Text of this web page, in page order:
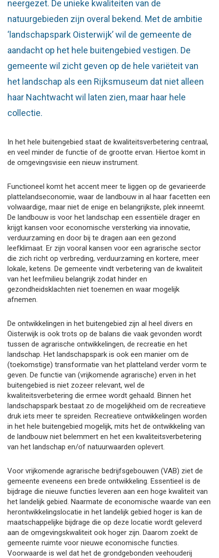
neergezet. De unieke kwaliteiten van de
natuurgebieden zijn overal bekend. Met de ambitie
‘landschapspark Oisterwijk’ wil de gemeente de
aandacht op het hele buitengebied vestigen. De
gemeente wil zicht geven op de hele variëteit van
het landschap als een Rijksmuseum dat niet alleen
haar Nachtwacht wil laten zien, maar haar hele
collectie.
In het hele buitengebied staat de kwaliteitsverbetering centraal,
en veel minder de functie of de grootte ervan. Hiertoe komt in
de omgevingsvisie een nieuw instrument.
Functioneel komt het accent meer te liggen op de gevarieerde
plattelandseconomie, waar de landbouw in al haar facetten een
volwaardige, maar niet de enige en belangrijkste, plek inneemt.
De landbouw is voor het landschap een essentiële drager en
krijgt kansen voor economische versterking via innovatie,
verduurzaming en door bij te dragen aan een gezond
leefklimaat. Er zijn vooral kansen voor een agrarische sector
die zich richt op verbreding, verduurzaming en kortere, meer
lokale, ketens. De gemeente vindt verbetering van de kwaliteit
van het leefmilieu belangrijk zodat hinder en
gezondheidsklachten niet toenemen en waar mogelijk
afnemen.
De ontwikkelingen in het buitengebied zijn al heel divers en
Oisterwijk is ook trots op de balans die vaak gevonden wordt
tussen de agrarische ontwikkelingen, de recreatie en het
landschap. Het landschapspark is ook een manier om de
(toekomstige) transformatie van het platteland verder vorm te
geven. De functie van (vrijkomende agrarische) erven in het
buitengebied is niet zozeer relevant, wel de
kwaliteitsverbetering die ermee wordt gehaald. Binnen het
landschapspark bestaat zo de mogelijkheid om de recreatieve
druk iets meer te spreiden. Recreatieve ontwikkelingen worden
in het hele buitengebied mogelijk, mits het de ontwikkeling van
de landbouw niet belemmert en het een kwaliteitsverbetering
van het landschap en/of natuurwaarden oplevert.
Voor vrijkomende agrarische bedrijfsgebouwen (VAB) ziet de
gemeente eveneens een brede ontwikkeling. Essentieel is de
bijdrage die nieuwe functies leveren aan een hoge kwaliteit van
het landelijk gebied. Naarmate de economische waarde van een
herontwikkelingslocatie in het landelijk gebied hoger is kan de
maatschappelijke bijdrage die op deze locatie wordt geleverd
aan de omgevingskwaliteit ook hoger zijn. Daarom zoekt de
gemeente ruimte voor nieuwe economische functies.
Voorwaarde is wel dat het de grondgebonden veehouderij